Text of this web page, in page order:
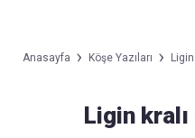
Anasayfa Köşe Yazıları
Ligin